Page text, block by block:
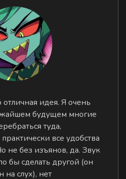
отличная идея. Я очень
будущем многие
туда,
все удобства
не без изъянов, да. Звук
бы сделать другой (он
на слух), нет